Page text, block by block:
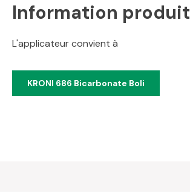
Information produit
L'applicateur convient à
KRONI 686 Bicarbonate Boli